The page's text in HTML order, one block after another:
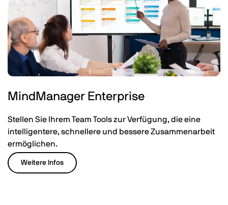
MindManager Enterprise
Stellen Sie Ihrem Team Tools zur Verfügung, die eine
intelligentere, schnellere und bessere Zusammenarbeit
ermöglichen.
Weitere Infos